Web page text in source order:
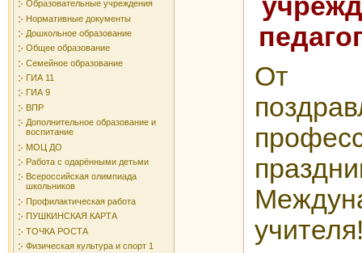
Образовательные учреждения
Нормативные документы
Дошкольное образование
Общее образование
Семейное образование
ГИА 11
ГИА 9
ВПР
Дополнительное образование и
воспитание
МОЦ ДО
Работа с одарёнными детьми
Всероссийская олимпиада
школьников
Профилактическая работа
ПУШКИНСКАЯ КАРТА
ТОЧКА РОСТА
Физическая культура и спорт 1
От